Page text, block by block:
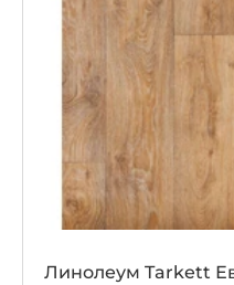
Линолеум Tarkett